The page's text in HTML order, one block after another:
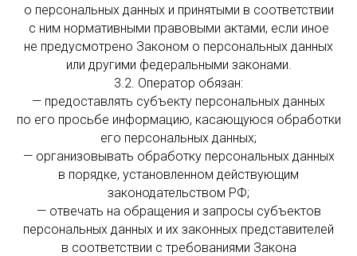
о персональных данных и принятыми в соответствии
с ним нормативными правовыми актами, если иное
не предусмотрено Законом о персональных данных
или другими федеральными законами.
3.2. Оператор обязан:
— предоставлять субъекту персональных данных
по его просьбе информацию, касающуюся обработки
его персональных данных;
— организовывать обработку персональных данных
в порядке, установленном действующим
законодательством РФ;
— отвечать на обращения и запросы субъектов
персональных данных и их законных представителей
в соответствии с требованиями Закона